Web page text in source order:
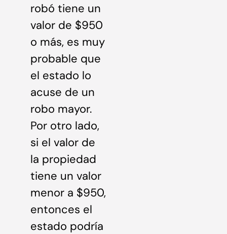
robó tiene un
valor de $950
o más, es muy
probable que
el estado lo
acuse de un
robo mayor.
Por otro lado,
si el valor de
la propiedad
tiene un valor
menor a $950,
entonces el
estado podría